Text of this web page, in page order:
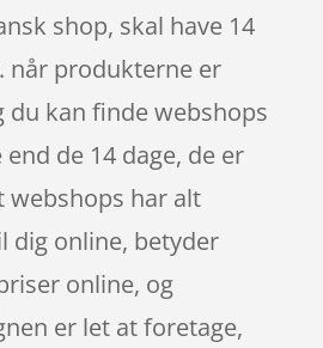
shop, skal have 14
når produkterne er
du kan finde webshops
de 14 dage, de er
har alt
dig online, betyder
online, og
er let at foretage,